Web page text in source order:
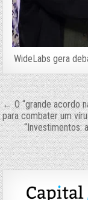
WideLabs gera
de
Post
← O “grande acordo
para combater um
“Investimentos: